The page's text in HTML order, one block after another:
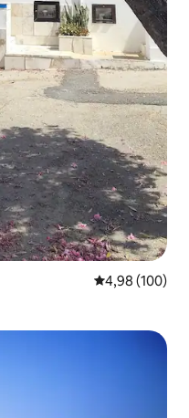
5 üzerinden
4,98 (100)